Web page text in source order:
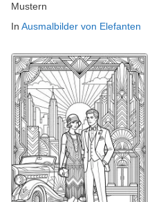
Mustern
In Ausmalbilder von Elefanten